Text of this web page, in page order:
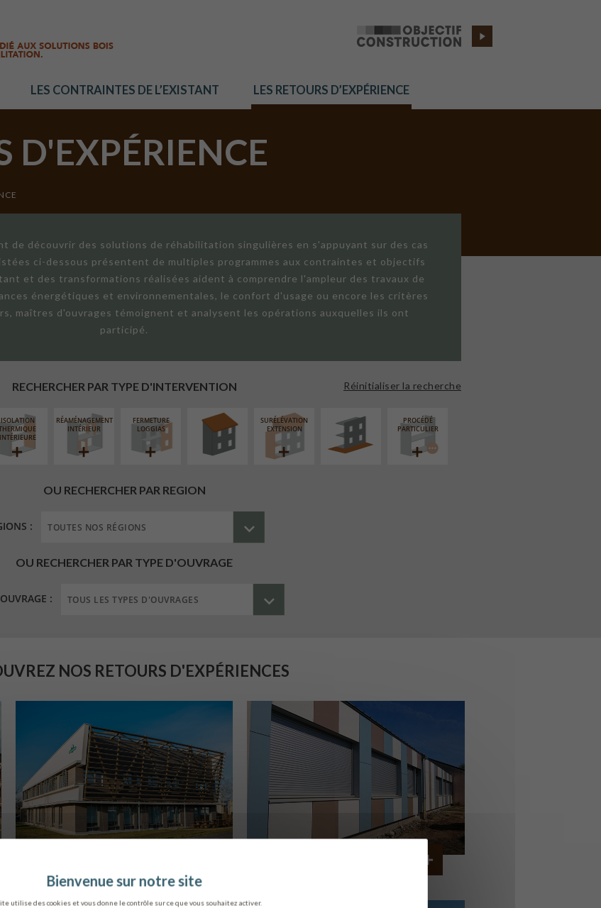
utilise des cookies et vous donne le contrôle sur ce que vous souhaitez activer.
LES CONTRAINTES DE L’EXISTANT LES RETOURS D’EXPÉRIENCE
D'EXPÉRIENCE
de découvrir des solutions de réhabilitation singulières en s'appuyant sur des cas
ci-dessous présentent de multiples programmes aux contraintes et objectifs
et des transformations réalisées aident à comprendre l'ampleur des travaux de
énergétiques et environnementales, le confort d'usage ou encore les critères
maîtres d'ouvrages témoignent et analysent les opérations auxquelles ils ont
participé.
RECHERCHER PAR TYPE D'INTERVENTION Réinitialiser la recherche
ISOLATION
INTÉRIEURE
RÉAMÉNAGEMENT
INTÉRIEUR
FERMETURE
LOGGIAS
SURÉLÉVATION
EXTENSION
PROCÉDÉ
PARTICULIER
OU RECHERCHER PAR REGION
:
OU RECHERCHER PAR TYPE D'OUVRAGE
:
NOS RETOURS D'EXPÉRIENCES